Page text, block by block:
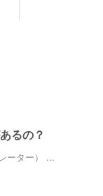
るの？
ーター） ...